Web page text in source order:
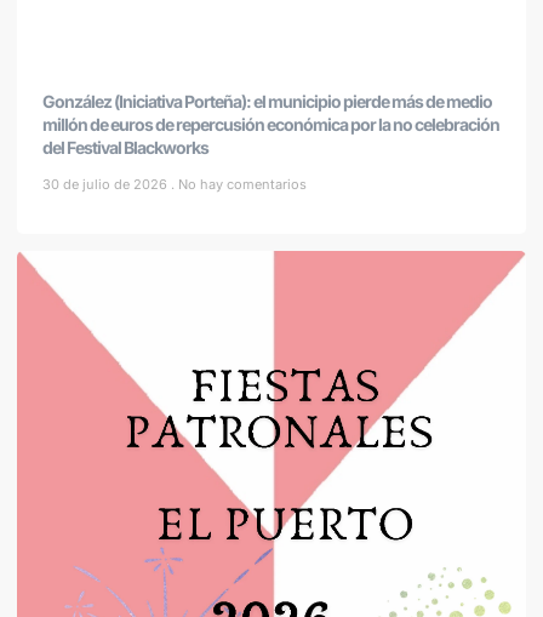
González (Iniciativa Porteña): el municipio pierde más de medio
millón de euros de repercusión económica por la no celebración
del Festival Blackworks
30 de julio de 2026 No hay comentarios